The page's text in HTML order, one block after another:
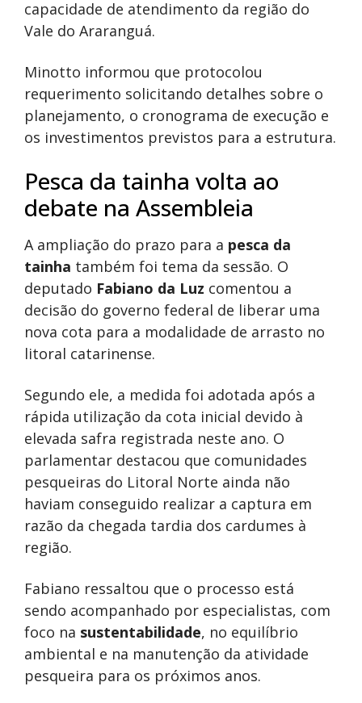
capacidade de atendimento da região do
Vale do Araranguá.
Minotto informou que protocolou
requerimento solicitando detalhes sobre o
planejamento, o cronograma de execução e
os investimentos previstos para a estrutura.
Pesca da tainha volta ao
debate na Assembleia
A ampliação do prazo para a pesca da
tainha também foi tema da sessão. O
deputado Fabiano da Luz comentou a
decisão do governo federal de liberar uma
nova cota para a modalidade de arrasto no
litoral catarinense.
Segundo ele, a medida foi adotada após a
rápida utilização da cota inicial devido à
elevada safra registrada neste ano. O
parlamentar destacou que comunidades
pesqueiras do Litoral Norte ainda não
haviam conseguido realizar a captura em
razão da chegada tardia dos cardumes à
região.
Fabiano ressaltou que o processo está
sendo acompanhado por especialistas, com
foco na sustentabilidade, no equilíbrio
ambiental e na manutenção da atividade
pesqueira para os próximos anos.